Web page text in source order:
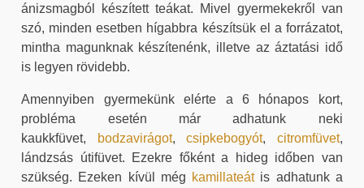
ánizsmagból készített teákat. Mivel gyermekekről van
szó, minden esetben hígabbra készítsük el a forrázatot,
mintha magunknak készítenénk, illetve az áztatási idő
is legyen rövidebb.
Amennyiben gyermekünk elérte a 6 hónapos kort,
probléma esetén már adhatunk neki
kaukkfüvet,
bodzavirágot,csipkebogyót, citromfüvet,
lándzsás útifüvet. Ezekre főként a hideg időben van
szükség. Ezeken kívül még kamillateátis adhatunk a